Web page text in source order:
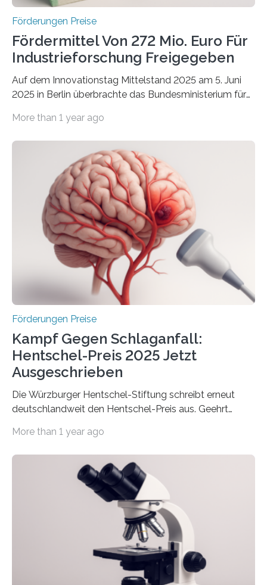
Förderungen Preise
Fördermittel Von 272 Mio. Euro Für
Industrieforschung Freigegeben
Auf dem Innovationstag Mittelstand 2025 am 5. Juni
2025 in Berlin überbrachte das Bundesministerium für
Überplanmäßige Verpflichtungsermächtigungen in
Woche vom Haushaltsausschuss freigegeben – unter
anderem zur Unterstützung der
Industrieforschungsprogramme Industrielle
Gemeinschaftsforschung (IGF), Zentrales
Innovationsprogramm Mittelstand (ZIM) und
Innovationskompetenz INNO-KOM. Auf dem
Innovationstag Mittelstand 2025 am 5. Juni 2025 in
Berlin überbrachte das Bundesministerium für
Wirtschaft und Energie eine gute Nachricht:
Überplanmäßige Verpflichtungsermächtigungen in
More than 1 year ago
Förderungen Preise
Kampf Gegen Schlaganfall:
Hentschel-Preis 2025 Jetzt
Ausgeschrieben
Die Würzburger Hentschel-Stiftung schreibt erneut
deutschlandweit den Hentschel-Preis aus. Geehrt
hochrangige wissenschaftliche Publikation zum Thema
Schlaganfall“ mit Sitz in Würzburg fördert die
Schlaganfallforschung, um die Behandlung der
Betroffenen zu verbessern. Dazu schreibt sie auch in
diesem Jahr wieder deutschlandweit den Hentschel-
Preis aus. Er richtet sich gezielt an jüngere
Forscherinnen und Forscher unter 40 Jahren. Geehrt
werden soll eine herausragende Doktorarbeit oder eine
hochrangige wissenschaftliche Publikation zum Thema
More than 1 year ago